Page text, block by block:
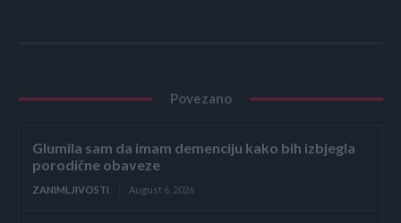
Povezano
Glumila sam da imam demenciju kako bih izbjegla
porodične obaveze
ZANIMLJIVOSTI August 6, 2026